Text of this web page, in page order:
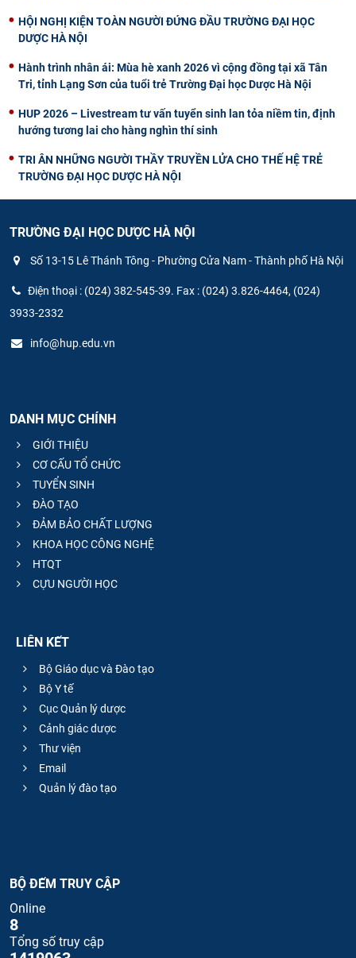
HỘI NGHỊ KIỆN TOÀN NGƯỜI ĐỨNG ĐẦU TRƯỜNG ĐẠI HỌC
DƯỢC HÀ NỘI
Hành trình nhân ái: Mùa hè xanh 2026 vì cộng đồng tại xã Tân
Tri, tỉnh Lạng Sơn của tuổi trẻ Trường Đại học Dược Hà Nội
HUP 2026 – Livestream tư vấn tuyển sinh lan tỏa niềm tin, định
hướng tương lai cho hàng nghìn thí sinh
TRI ÂN NHỮNG NGƯỜI THẦY TRUYỀN LỬA CHO THẾ HỆ TRẺ
TRƯỜNG ĐẠI HỌC DƯỢC HÀ NỘI
TRƯỜNG ĐẠI HỌC DƯỢC HÀ NỘI
Số 13-15 Lê Thánh Tông - Phường Cửa Nam - Thành phố Hà Nội
Điện thoại : (024) 382-545-39. Fax : (024) 3.826-4464, (024)
3933-2332
info@hup.edu.vn
DANH MỤC CHÍNH
GIỚI THIỆU
CƠ CẤU TỔ CHỨC
TUYỂN SINH
ĐÀO TẠO
ĐẢM BẢO CHẤT LƯỢNG
KHOA HỌC CÔNG NGHỆ
HTQT
CỰU NGƯỜI HỌC
LIÊN KẾT
Bộ Giáo dục và Đào tạo
Bộ Y tế
Cục Quản lý dược
Cảnh giác dược
Thư viện
Email
Quản lý đào tạo
BỘ ĐẾM TRUY CẬP
Online
8
Tổng số truy cập